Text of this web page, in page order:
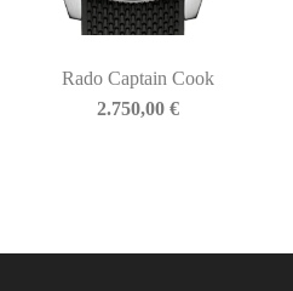
Rado Captain Cook
2.750,00 €